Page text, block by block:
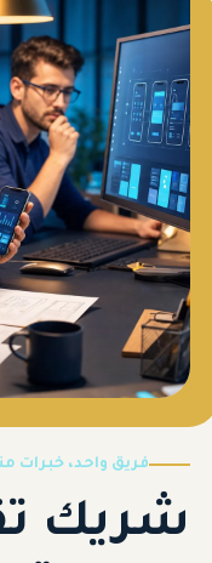
فريق واحد، خبرات
شريك